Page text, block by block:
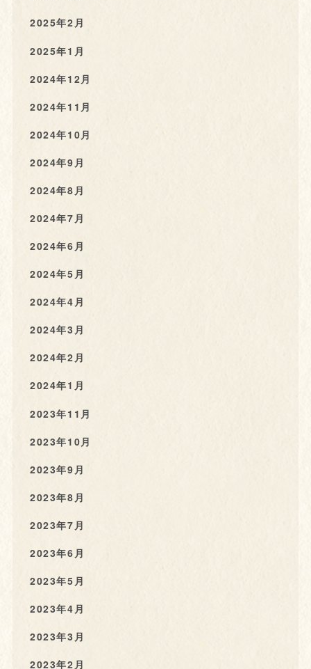
2025年2月
2025年1月
2024年12月
2024年11月
2024年10月
2024年9月
2024年8月
2024年7月
2024年6月
2024年5月
2024年4月
2024年3月
2024年2月
2024年1月
2023年11月
2023年10月
2023年9月
2023年8月
2023年7月
2023年6月
2023年5月
2023年4月
2023年3月
2023年2月